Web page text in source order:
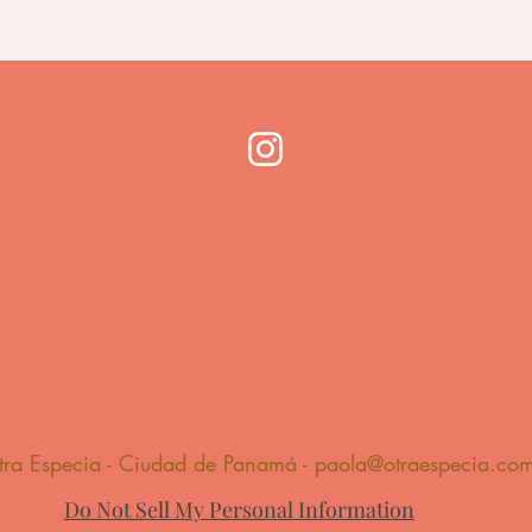
Especia - Ciudad de Panamá -
Do Not Sell My Personal Information